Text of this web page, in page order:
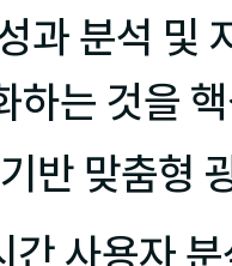
과 분석 및
하는 것을
반 맞춤형
사용자